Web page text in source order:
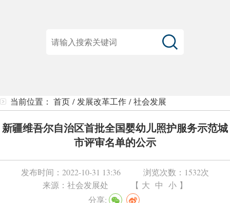
当前位置： 首页 / 发展改革工作 /社会发展
新疆维吾尔自治区首批全国婴幼儿照护服务示范城
市评审名单的公示
发布时间： 2022-10-31 13:36 浏览次数： 1532次
来源： 社会发展处 【 大 中 小 】
分享: